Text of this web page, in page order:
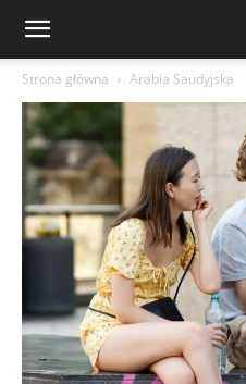
Strona główna Arabia Saudyjska